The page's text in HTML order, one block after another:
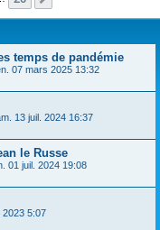
temps de pandémie
07 mars 2025 13:32
13 juil. 2024 16:37
le Russe
01 juil. 2024 19:08
2023 5:07